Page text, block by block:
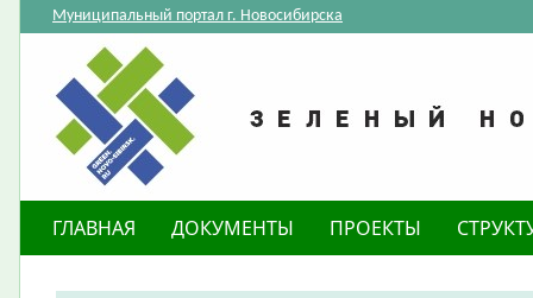
Муниципальный портал г. Новосибирска
ГЛАВНАЯ ДОКУМЕНТЫ ПРОЕКТЫ